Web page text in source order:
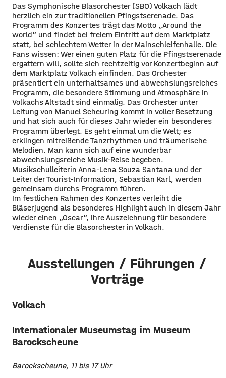
Das Symphonische Blasorchester (SBO) Volkach lädt
herzlich ein zur traditionellen Pfingstserenade. Das
Programm des Konzertes trägt das Motto „Around the
world“ und findet bei freiem Eintritt auf dem Marktplatz
statt, bei schlechtem Wetter in der Mainschleifenhalle. Die
Fans wissen: Wer einen guten Platz für die Pfingstserenade
ergattern will, sollte sich rechtzeitig vor Konzertbeginn auf
dem Marktplatz Volkach einfinden. Das Orchester
präsentiert ein unterhaltsames und abwechslungsreiches
Programm, die besondere Stimmung und Atmosphäre in
Volkachs Altstadt sind einmalig. Das Orchester unter
Leitung von Manuel Scheuring kommt in voller Besetzung
und hat sich auch für dieses Jahr wieder ein besonderes
Programm überlegt. Es geht einmal um die Welt; es
erklingen mitreißende Tanzrhythmen und träumerische
Melodien. Man kann sich auf eine wunderbar
abwechslungsreiche Musik-Reise begeben.
Musikschulleiterin Anna-Lena Souza Santana und der
Leiter der Tourist-Information, Sebastian Karl, werden
gemeinsam durchs Programm führen.
Im festlichen Rahmen des Konzertes verleiht die
Bläserjugend als besonderes Highlight auch in diesem Jahr
wieder einen „Oscar“, ihre Auszeichnung für besondere
Verdienste für die Blasorchester in Volkach.
Ausstellungen / Führungen /
Vorträge
Volkach
Internationaler Museumstag im Museum
Barockscheune
Barockscheune, 11 bis 17 Uhr